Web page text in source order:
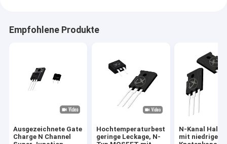
Empfohlene Produkte
Ausgezeichnete Gate
Charge N Channel
Hochtemperaturbeständigkeit,
geringe Leckage, N-
N-Kanal
mit niedriger